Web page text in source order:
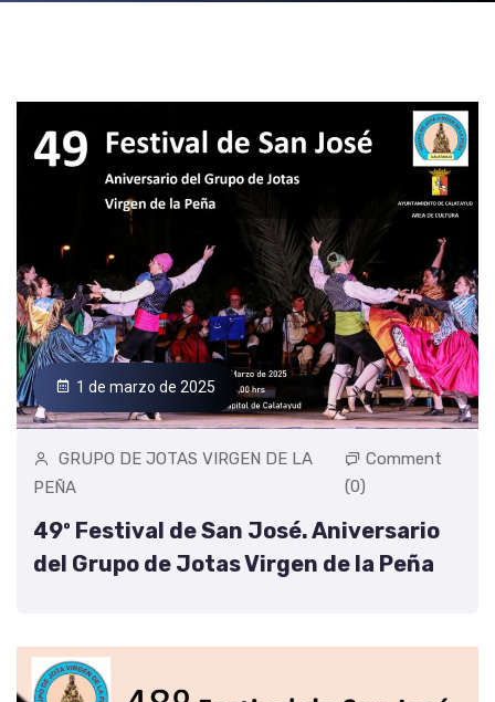
1 de marzo de 2025
GRUPO DE JOTAS VIRGEN DE LA
PEÑA
Comment
(0)
49º Festival de San José. Aniversario
del Grupo de Jotas Virgen de la Peña